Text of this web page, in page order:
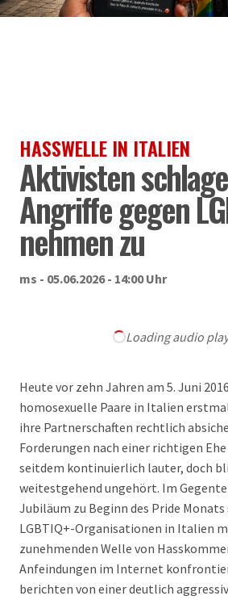
HASSWELLE IN ITALIEN
Aktivisten
Angriffe gegen
nehmen zu
ms - 05.06.2026 - 14:00 Uhr
Loading audio
Heute vor zehn Jahren am 5. Juni
homosexuelle Paare in Italien
ihre Partnerschaften rechtlich
Forderungen nach einer richtigen
seitdem kontinuierlich lauter, doch
weitestgehend ungehört. Im
Jubiläum zu Beginn des Pride Monats
LGBTIQ+-Organisationen in Italien
zunehmenden Welle von
Anfeindungen im Internet
berichten von einer deutlich